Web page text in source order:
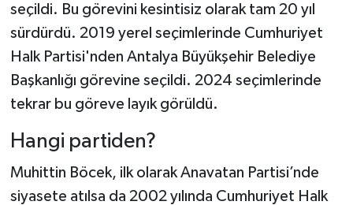
seçildi. Bu görevini kesintisiz olarak tam 20 yıl
sürdürdü. 2019 yerel seçimlerinde Cumhuriyet
Halk Partisi'nden Antalya Büyükşehir Belediye
Başkanlığı görevine seçildi. 2024 seçimlerinde
tekrar bu göreve layık görüldü.
Hangi partiden?
Muhittin Böcek, ilk olarak Anavatan Partisi’nde
siyasete atılsa da 2002 yılında Cumhuriyet Halk